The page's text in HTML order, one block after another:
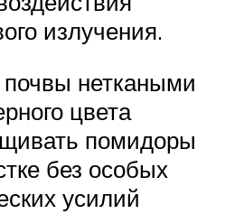
излучения.
неткаными
цвета
помидоры
без особых
усилий